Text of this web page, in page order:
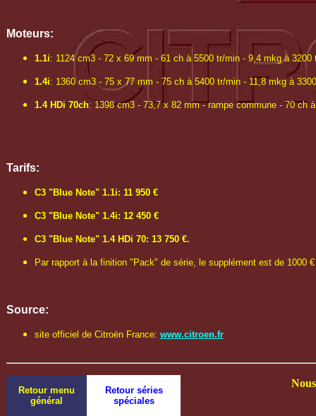
Moteurs:
1.1i: 1124 cm3 - 72 x 69 mm - 61 ch à 5500 tr/min - 9,4 mkg à
1.4i: 1360 cm3 - 75 x 77 mm - 75 ch à 5400 tr/min - 11,8 mkg à
1.4 HDi 70ch: 1398 cm3 - 73,7 x 82 mm - rampe commune - 70 ch
Tarifs:
C3 "Blue Note" 1.1i: 11 950 €
C3 "Blue Note" 1.4i: 12 450 €
C3 "Blue Note" 1.4 HDi 70: 13 750 €.
Par rapport à la finition "Pack" de série, le supplément est de 1000
Source:
site officiel de Citroën France: www.citroen.fr
Retour menu
général
Retour séries
spéciales